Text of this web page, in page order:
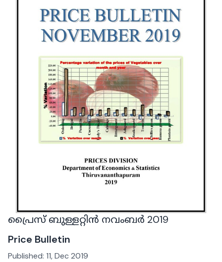
പ്രൈസ് ബുള്ളറ്റിൻ നവംബർ 2019
Price Bulletin
Published: 11, Dec 2019